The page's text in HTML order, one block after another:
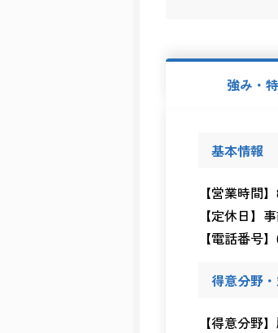
強み・
基本情報
【営業時間
【定休日】
【電話番号
得意分野
【得意分野